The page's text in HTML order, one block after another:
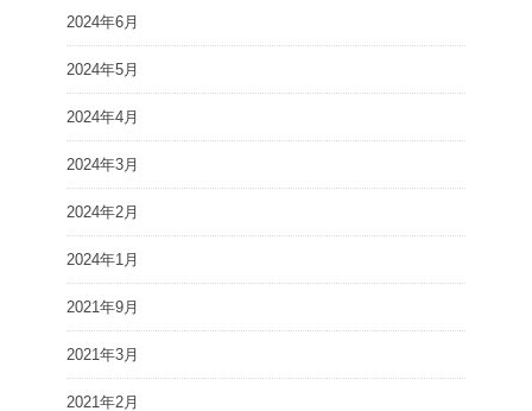
2024年6月
2024年5月
2024年4月
2024年3月
2024年2月
2024年1月
2021年9月
2021年3月
2021年2月